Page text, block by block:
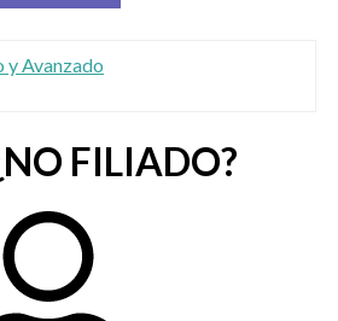
y Avanzado
FILIADO?